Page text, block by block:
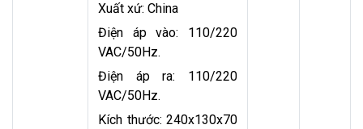
Xuất xứ: China
Điện áp vào: 110/220
VAC/50Hz.
Điện áp ra: 110/220
VAC/50Hz.
Kích thước: 240x130x70